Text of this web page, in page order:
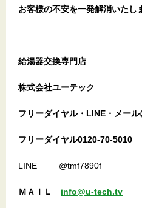
お客様の不安を一発解消いたし
給湯器交換専門店
株式会社ユーテック
フリーダイヤル・LINE・メール
フリーダイヤル0120-70-5010
LINE @tmf7890f
ＭＡＩＬ info@u-tech.tv